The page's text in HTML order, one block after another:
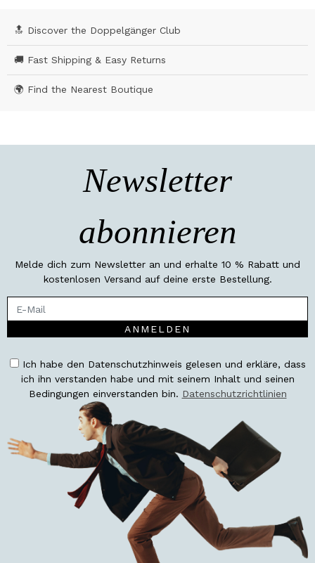
🔝 Discover the Doppelgänger Club
🚚 Fast Shipping & Easy Returns
🌍 Find the Nearest Boutique
Newsletter
abonnieren
Melde dich zum Newsletter an und erhalte 10 % Rabatt und
kostenlosen Versand auf deine erste Bestellung.
ANMELDEN
Ich habe den Datenschutzhinweis gelesen und erkläre, dass
ich ihn verstanden habe und mit seinem Inhalt und seinen
Bedingungen einverstanden bin. Datenschutzrichtlinien